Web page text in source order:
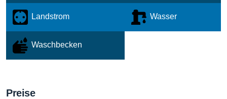
Landstrom Wasser
Waschbecken
Preise